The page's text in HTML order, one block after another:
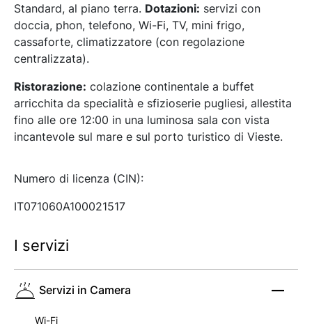
Standard, al piano terra. Dotazioni: servizi con
doccia, phon, telefono, Wi-Fi, TV, mini frigo,
cassaforte, climatizzatore (con regolazione
centralizzata).
Ristorazione: colazione continentale a buffet
arricchita da specialità e sfizioserie pugliesi, allestita
fino alle ore 12:00 in una luminosa sala con vista
incantevole sul mare e sul porto turistico di Vieste.
Numero di licenza (CIN):
IT071060A100021517
I servizi
Servizi in Camera
Wi-Fi